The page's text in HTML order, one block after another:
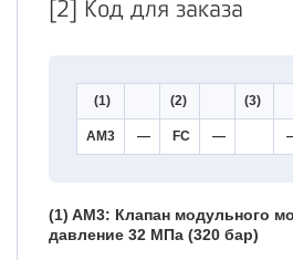
[2] Код для заказа
(1) (2) (3)
AM3 — FC —
(1) AM3: Клапан модульного
давление 32 МПа (320 бар)